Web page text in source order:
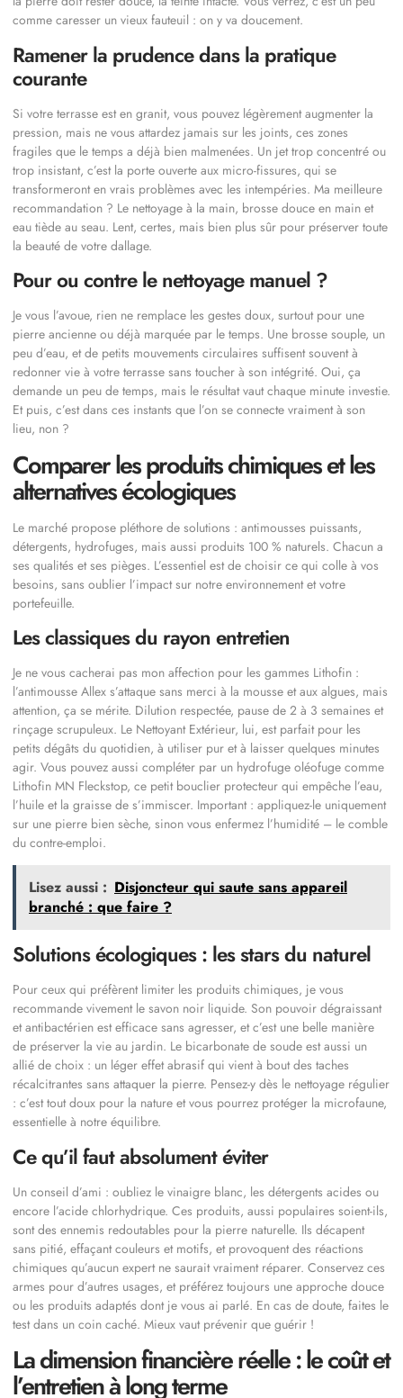
comme caresser un vieux fauteuil : on y va doucement.
Ramener la prudence dans la pratique
courante
Si votre terrasse est en granit, vous pouvez légèrement augmenter la
pression, mais ne vous attardez jamais sur les joints, ces zones
fragiles que le temps a déjà bien malmenées. Un jet trop concentré ou
trop insistant, c’est la porte ouverte aux micro-fissures, qui se
transformeront en vrais problèmes avec les intempéries. Ma meilleure
recommandation ? Le nettoyage à la main, brosse douce en main et
eau tiède au seau. Lent, certes, mais bien plus sûr pour préserver toute
la beauté de votre dallage.
Pour ou contre le nettoyage manuel ?
Je vous l’avoue, rien ne remplace les gestes doux, surtout pour une
pierre ancienne ou déjà marquée par le temps. Une brosse souple, un
peu d’eau, et de petits mouvements circulaires suffisent souvent à
redonner vie à votre terrasse sans toucher à son intégrité. Oui, ça
demande un peu de temps, mais le résultat vaut chaque minute investie.
Et puis, c’est dans ces instants que l’on se connecte vraiment à son
lieu, non ?
Comparer les produits chimiques et les
alternatives écologiques
Le marché propose pléthore de solutions : antimousses puissants,
détergents, hydrofuges, mais aussi produits 100 % naturels. Chacun a
ses qualités et ses pièges. L’essentiel est de choisir ce qui colle à vos
besoins, sans oublier l’impact sur notre environnement et votre
portefeuille.
Les classiques du rayon entretien
Je ne vous cacherai pas mon affection pour les gammes Lithofin :
l’antimousse Allex s’attaque sans merci à la mousse et aux algues, mais
attention, ça se mérite. Dilution respectée, pause de 2 à 3 semaines et
rinçage scrupuleux. Le Nettoyant Extérieur, lui, est parfait pour les
petits dégâts du quotidien, à utiliser pur et à laisser quelques minutes
agir. Vous pouvez aussi compléter par un hydrofuge oléofuge comme
Lithofin MN Fleckstop, ce petit bouclier protecteur qui empêche l’eau,
l’huile et la graisse de s’immiscer. Important : appliquez-le uniquement
sur une pierre bien sèche, sinon vous enfermez l’humidité – le comble
du contre-emploi.
Lisez aussi : Disjoncteur qui saute sans appareil
branché : que faire ?
Solutions écologiques : les stars du naturel
Pour ceux qui préfèrent limiter les produits chimiques, je vous
recommande vivement le savon noir liquide. Son pouvoir dégraissant
et antibactérien est efficace sans agresser, et c’est une belle manière
de préserver la vie au jardin. Le bicarbonate de soude est aussi un
allié de choix : un léger effet abrasif qui vient à bout des taches
récalcitrantes sans attaquer la pierre. Pensez-y dès le nettoyage régulier
: c’est tout doux pour la nature et vous pourrez protéger la microfaune,
essentielle à notre équilibre.
Ce qu’il faut absolument éviter
Un conseil d’ami : oubliez le vinaigre blanc, les détergents acides ou
encore l’acide chlorhydrique. Ces produits, aussi populaires soient-ils,
sont des ennemis redoutables pour la pierre naturelle. Ils décapent
sans pitié, effaçant couleurs et motifs, et provoquent des réactions
chimiques qu’aucun expert ne saurait vraiment réparer. Conservez ces
armes pour d’autres usages, et préférez toujours une approche douce
ou les produits adaptés dont je vous ai parlé. En cas de doute, faites le
test dans un coin caché. Mieux vaut prévenir que guérir !
La dimension financière réelle : le coût et
l’entretien à long terme